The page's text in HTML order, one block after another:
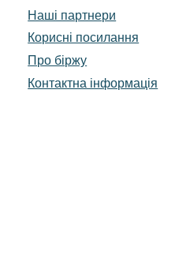
Наші партнери
Корисні посилання
Про біржу
Контактна інформація